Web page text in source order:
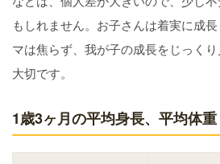
もしれません。お子さんは着実に成
マは焦らず、我が子の成長をじっく
大切です。
1歳3ヶ月の平均身長、平均体重